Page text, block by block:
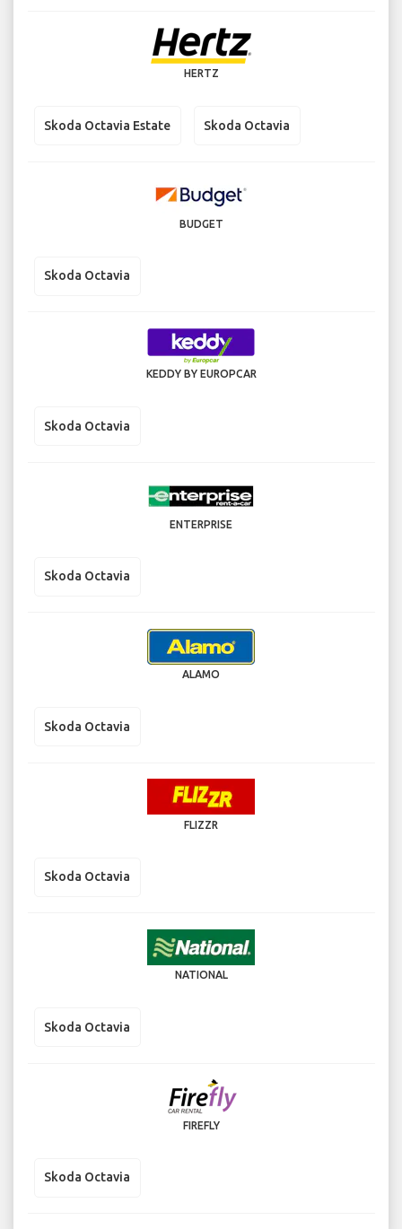
HERTZ
Skoda Octavia Estate Skoda Octavia
BUDGET
Skoda Octavia
KEDDY BY EUROPCAR
Skoda Octavia
ENTERPRISE
Skoda Octavia
ALAMO
Skoda Octavia
FLIZZR
Skoda Octavia
NATIONAL
Skoda Octavia
FIREFLY
Skoda Octavia